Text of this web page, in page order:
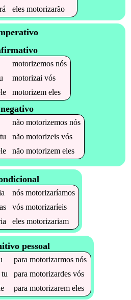
elesmotorizarão
motorizemosnós
motorizai vós
motorizemeles
negativo
não motorizemosnós
não motorizeisvós
não motorizemeles
nós motorizaríamos
vós motorizaríeis
eles motorizariam
pessoal
paramotorizarmos nós
tu paramotorizardes vós
paramotorizarem eles